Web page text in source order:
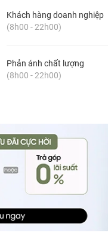
Khách hàng doanh nghiệp
(8h00 - 22h00)
Phản ánh chất lượng
(8h00 - 22h00)